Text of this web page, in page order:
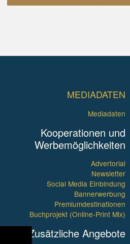
MEDIADATEN
Mediadaten
Kooperationen und
Werbemöglichkeiten
Advertorial
Newsletter
Social Media Einbindung
Bannerwerbung
Premiumdestinationen
Buchprojekt (Online-Print Mix)
Zusätzliche Angebote